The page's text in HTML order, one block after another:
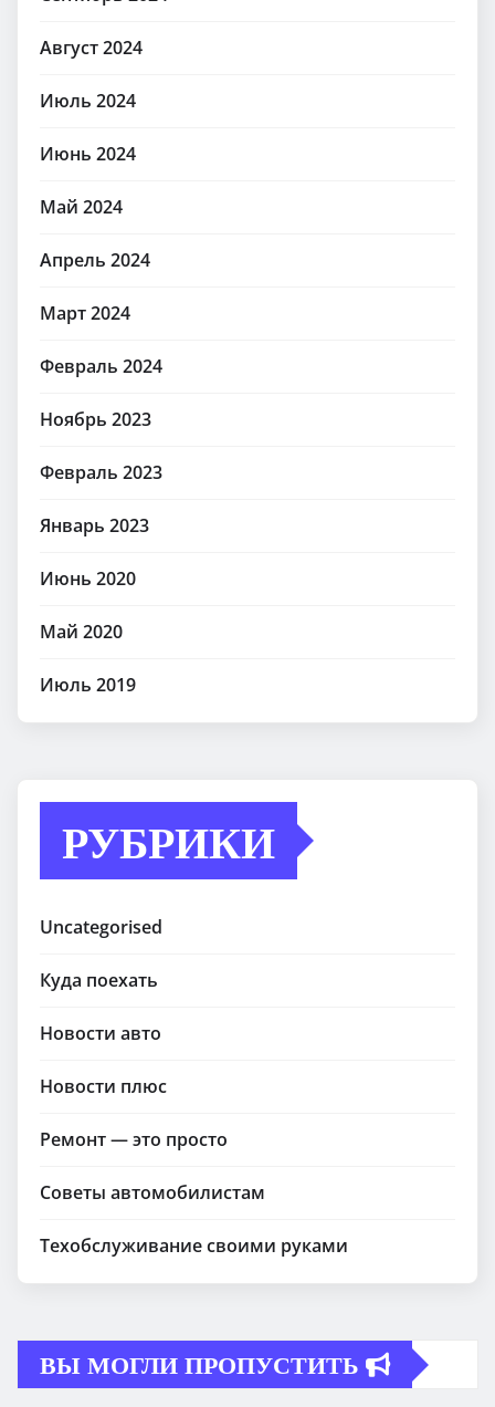
Август 2024
Июль 2024
Июнь 2024
Май 2024
Апрель 2024
Март 2024
Февраль 2024
Ноябрь 2023
Февраль 2023
Январь 2023
Июнь 2020
Май 2020
Июль 2019
РУБРИКИ
Uncategorised
Куда поехать
Новости авто
Новости плюс
Ремонт — это просто
Советы автомобилистам
Техобслуживание своими руками
ВЫ МОГЛИ ПРОПУСТИТЬ